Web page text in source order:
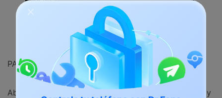
PASO 3:
Abre "Detalles de la Aplicación" o "Almacenamiento" y